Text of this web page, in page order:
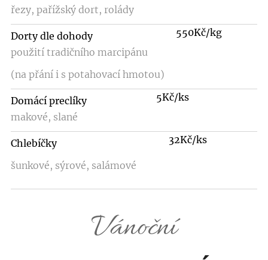
řezy, pařížský dort, rolády
Dorty dle dohody
použití tradičního marcipánu
(na přání i s potahovací hmotou)
550Kč/kg
Domácí preclíky
makové, slané
5Kč/ks
Chlebíčky
šunkové, sýrové, salámové
32Kč/ks
Vánoční